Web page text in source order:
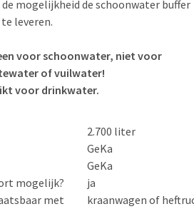
mogelijkheid de schoonwater buffer
leveren.
voor schoonwater, niet voor
of vuilwater!
voor drinkwater.
2.700 liter
GeKa
GeKa
mogelijk?
met
ja
kraanwagen of